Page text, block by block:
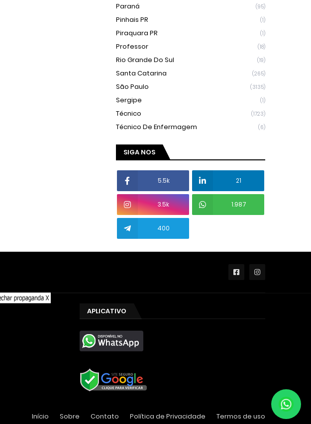
Paraná (95)
Pinhais PR (1)
Piraquara PR (1)
Professor (18)
Rio Grande Do Sul (19)
Santa Catarina (265)
São Paulo (3135)
Sergipe (1)
Técnico (1723)
Técnico De Enfermagem (6)
SIGA NOS
5.5k 21
3.5k 1.987
400
APLICATIVO
Início Sobre Contato Política de Privacidade Termos de uso